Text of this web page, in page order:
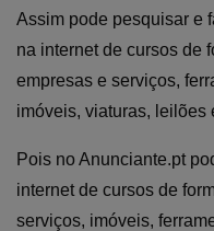
Assim pode pesquisar e
na internet de cursos de
empresas e serviços,
imóveis, viaturas, leilões
Pois no Anunciante.pt
internet de cursos de
serviços, imóveis,